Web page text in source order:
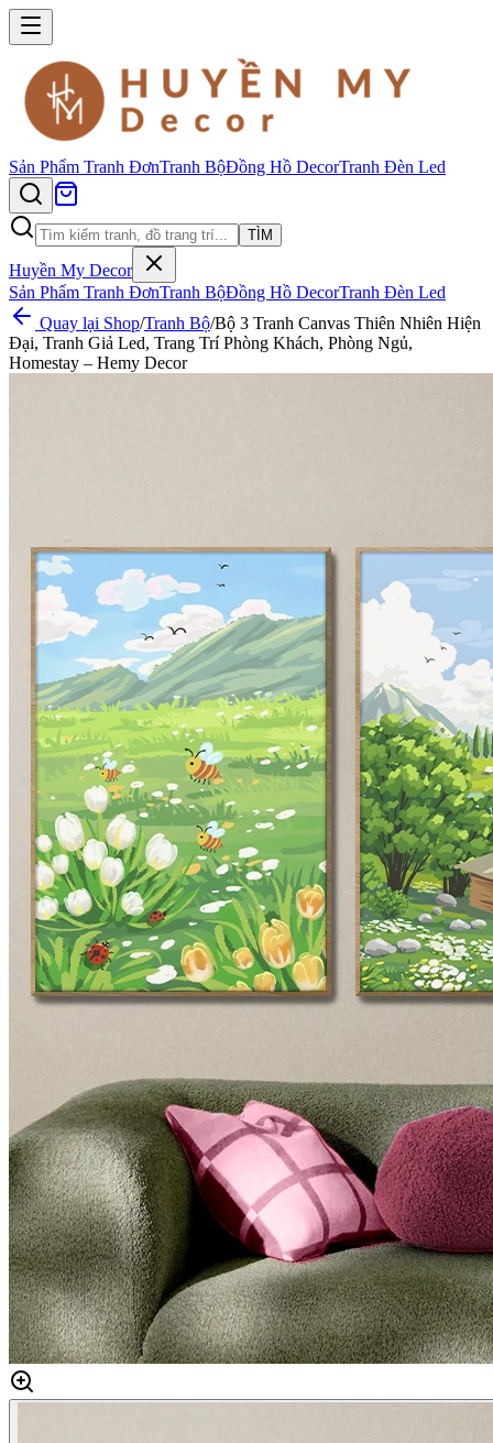
Sản Phẩm Tranh ĐơnTranh BộĐồng Hồ DecorTranh Đèn Led
TÌM
Huyền My Decor
Sản Phẩm Tranh ĐơnTranh BộĐồng Hồ DecorTranh Đèn Led
Quay lại Shop/Tranh Bộ/Bộ 3 Tranh Canvas Thiên Nhiên Hiện
Đại, Tranh Giả Led, Trang Trí Phòng Khách, Phòng Ngủ,
Homestay – Hemy Decor